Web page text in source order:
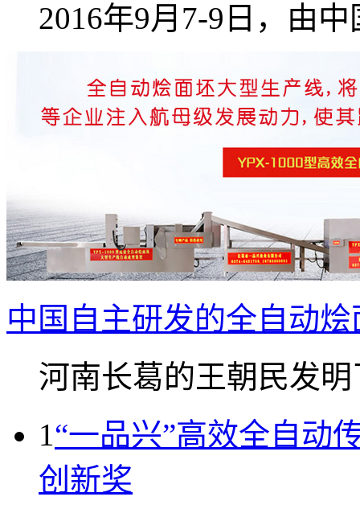
2016年9月7-9日，由中
中国自主研发的全自动
河南长葛的王朝民发明
1“一品兴”高效全自动
创新奖